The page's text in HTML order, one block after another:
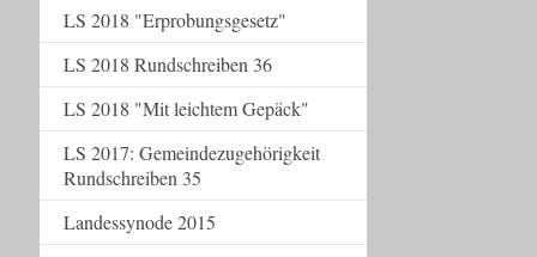
LS 2018 "Erprobungsgesetz"
LS 2018 Rundschreiben 36
LS 2018 "Mit leichtem Gepäck"
LS 2017: Gemeindezugehörigkeit
Rundschreiben 35
Landessynode 2015